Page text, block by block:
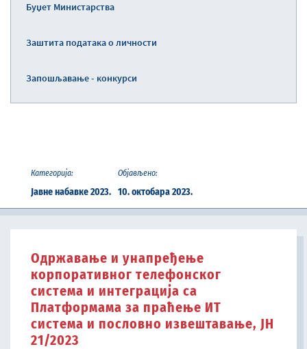
Буџет Министарства
Заштита података о личности
Запошљавање - конкурси
Категорија:
Јавне набавке 2023.
Објављено:
10. октобара 2023.
Oдржавањe и унапређењe
корпоративног телефонског
система и интеграција са
Платформама за праћење ИТ
система и пословно извештавање, ЈН
21/2023